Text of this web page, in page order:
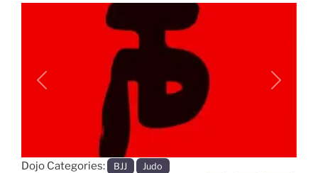
Vorige
Dojo Categories: BJJ Judo